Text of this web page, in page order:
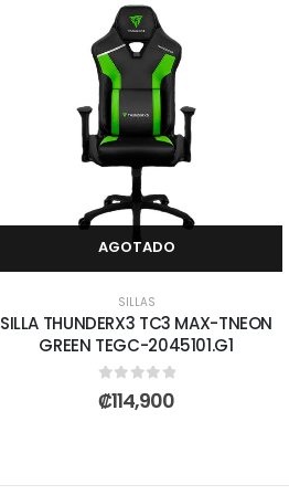
AGOTADO
SILLAS
SILLA THUNDERX3 TC3 MAX-TNEON
GREEN TEGC-2045101.G1
0out of 5
₡114,900